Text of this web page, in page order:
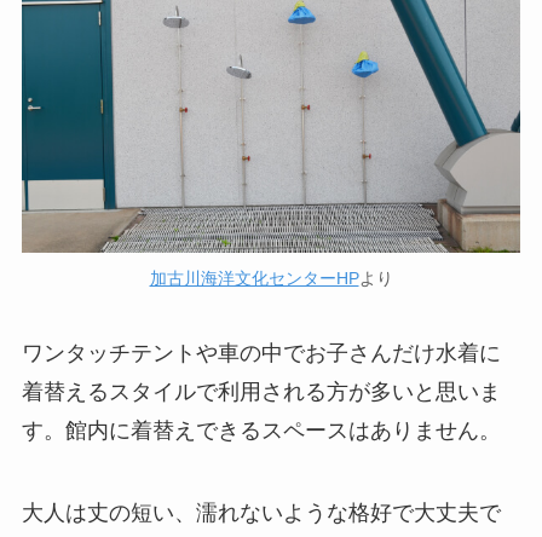
加古川海洋文化センターHPより
ワンタッチテントや車の中でお子さんだけ水着に
着替えるスタイルで利用される方が多いと思いま
す。館内に着替えできるスペースはありません。
大人は丈の短い、濡れないような格好で大丈夫で